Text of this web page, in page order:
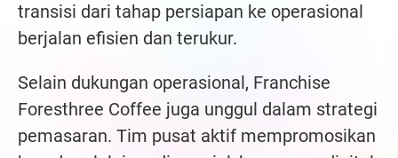
transisi dari tahap persiapan ke operasional
berjalan efisien dan terukur.
Selain dukungan operasional, Franchise
Foresthree Coffee juga unggul dalam strategi
pemasaran. Tim pusat aktif mempromosikan